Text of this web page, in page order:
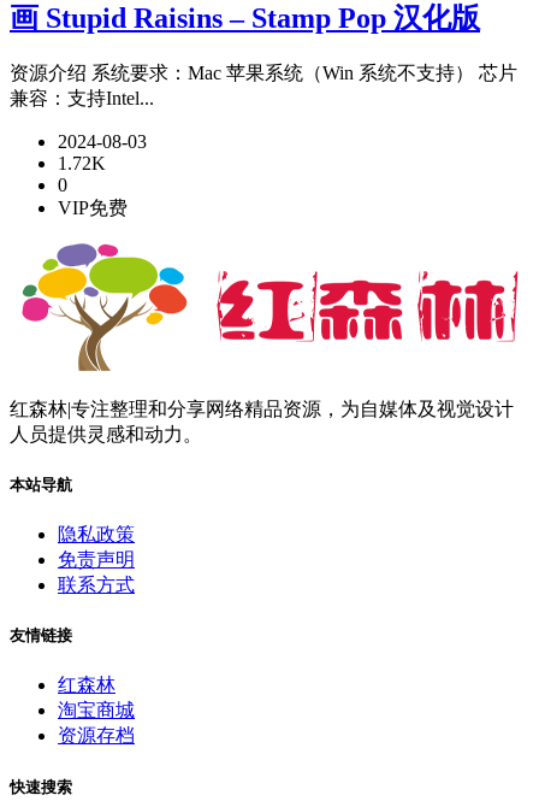
画 Stupid Raisins – Stamp Pop 汉化版
资源介绍 系统要求：Mac 苹果系统（Win 系统不支持） 芯片
兼容：支持Intel...
2024-08-03
1.72K
0
VIP免费
红森林|专注整理和分享网络精品资源，为自媒体及视觉设计
人员提供灵感和动力。
本站导航
隐私政策
免责声明
联系方式
友情链接
红森林
淘宝商城
资源存档
快速搜索